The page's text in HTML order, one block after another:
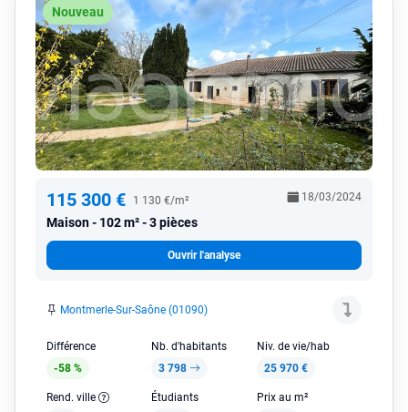
Nouveau
115 300 € 1 130 €/m²
Maison 102 m² - 3 pièces
18/03/2024
Ouvrir l'analyse
Montmerle-Sur-Saône (01090)
Différence
-58 %
Nb. d'habitants
3 798
Niv. de vie/hab
25 970 €
Rend. ville
Étudiants
Prix au m²